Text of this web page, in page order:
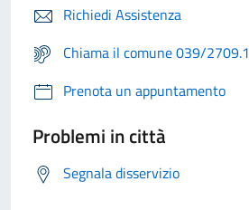
Richiedi Assistenza
Chiama il comune 039/2709.1
Prenota un appuntamento
Problemi in città
Segnala disservizio